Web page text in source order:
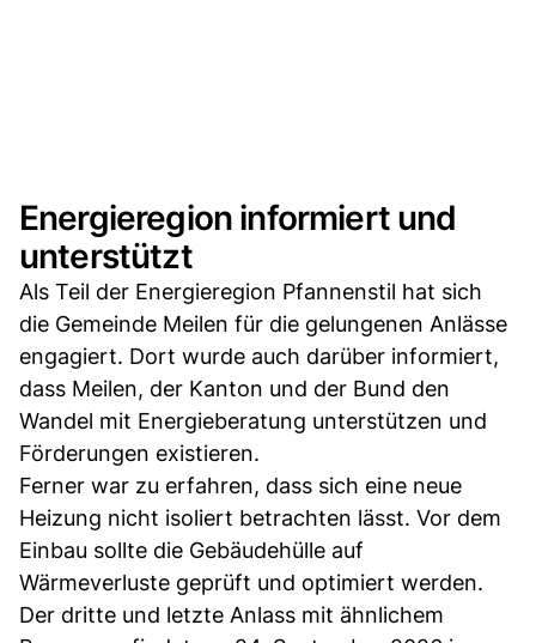
Energieregion informiert und
unterstützt
Als Teil der Energieregion Pfannenstil hat sich
die Gemeinde Meilen für die gelungenen Anlässe
engagiert. Dort wurde auch darüber informiert,
dass Meilen, der Kanton und der Bund den
Wandel mit Energieberatung unterstützen und
Förderungen existieren.
Ferner war zu erfahren, dass sich eine neue
Heizung nicht isoliert betrachten lässt. Vor dem
Einbau sollte die Gebäudehülle auf
Wärmeverluste geprüft und optimiert werden.
Der dritte und letzte Anlass mit ähnlichem